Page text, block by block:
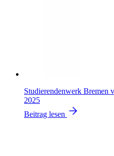
Studierendenwerk Bremen
2025
Beitrag lesen